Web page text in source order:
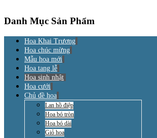
Danh Mục Sản Phẩm
Hoa Khai Trương
Hoa chúc mừng
Mẫu hoa mới
Hoa tang lễ
Hoa sinh nhật
Hoa cưới
Chủ đề hoa
Lan hồ điệp
Hoa bó tròn
Hoa bó dài
Giỏ hoa